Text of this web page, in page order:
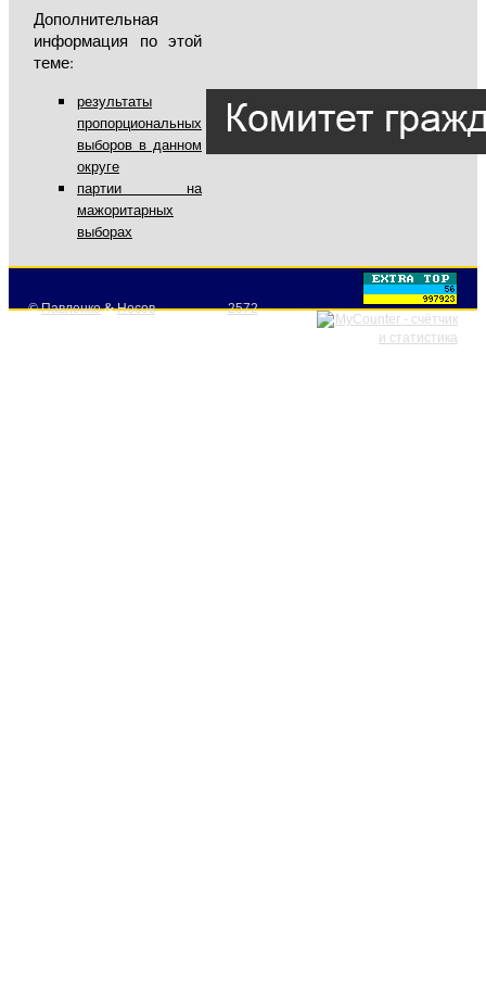
Дополнительная
информация по этой
теме:
результаты
пропорциональных
выборов в данном
округе
партии на
мажоритарных
выборах
©Павленко&Носов 2572